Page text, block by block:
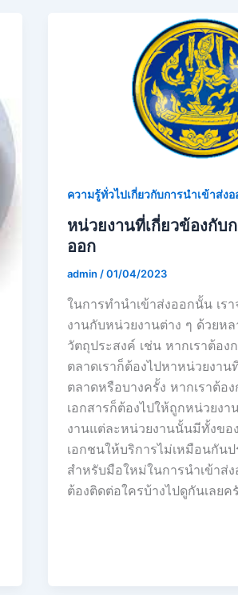
ความรู้ทั่วไปเกี่ยวกับการนำเข้าส่งอ
หน่วยงานที่เกี่ยวข้องกับ
ออก
admin /01/04/2023
ในการทำนำเข้าส่งออกนั้น เร
งานกับหน่วยงานต่าง ๆ ด้วยห
วัตถุประสงค์ เช่น หากเราต้อง
ตลาดเราก็ต้องไปหาหน่วยงาน
ตลาดหรือบางครั้ง หากเราต้อ
เอกสารก็ต้องไปให้ถูกหน่วยงา
งานแต่ละหน่วยงานนั้นมีทั้งขอ
เอกชนให้บริการไม่เหมือนกัน
สำหรับมือใหม่ในการนำเข้าส่ง
ต้องติดต่อใครบ้างไปดูกันเลยค